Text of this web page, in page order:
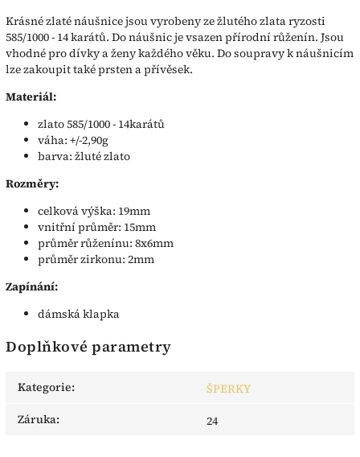
Krásné zlaté náušnice jsou vyrobeny ze žlutého zlata ryzosti
585/1000 - 14 karátů. Do náušnic je vsazen přírodní růženín. Jsou
vhodné pro dívky a ženy každého věku. Do soupravy k náušnicím
lze zakoupit také prsten a přívěsek.
Materiál:
zlato 585/1000 - 14karátů
váha: +/-2,90g
barva: žluté zlato
Rozměry:
celková výška: 19mm
vnitřní průměr: 15mm
průměr růženínu: 8x6mm
průměr zirkonu: 2mm
Zapínání:
dámská klapka
Doplňkové parametry
Kategorie:
ŠPERKY
Záruka: 24